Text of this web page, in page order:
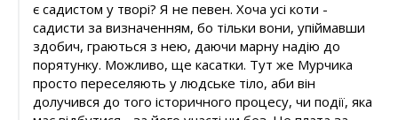
є садистом у творі? Я не певен. Хоча усі коти -
садисти за визначенням, бо тільки вони, упіймавши
здобич, граються з нею, даючи марну надію до
порятунку. Можливо, ще касатки. Тут же Мурчика
просто переселяють у людське тіло, аби він
долучився до того історичного процесу, чи події, яка